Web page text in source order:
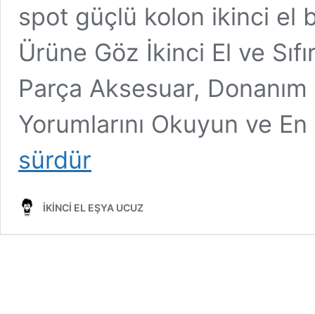
spot güçlü kolon ikinci el
Ürüne Göz İkinci El ve
Parça Aksesuar,
Yorumlarını Okuyun ve
sürdür
İKİNCİ EL EŞYA UCUZ